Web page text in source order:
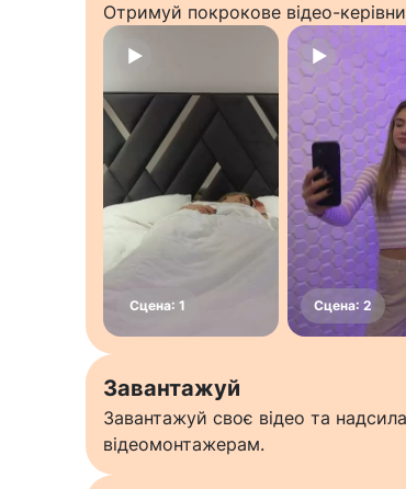
Отримуй покрокове відео-
Завантажуй
Завантажуй своє відео та
відеомонтажерам.